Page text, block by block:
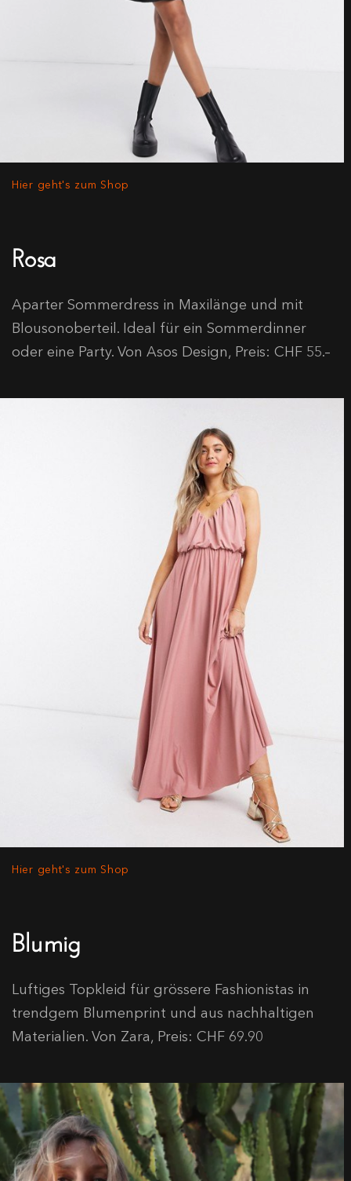
Hier geht's zum Shop
Rosa
Aparter Sommerdress in Maxilänge und mit
Blousonoberteil. Ideal für ein Sommerdinner
oder eine Party. Von Asos Design, Preis: CHF 55.–
Hier geht's zum Shop
Blumig
Luftiges Topkleid für grössere Fashionistas in
trendgem Blumenprint und aus nachhaltigen
Materialien. Von Zara, Preis: CHF 69.90